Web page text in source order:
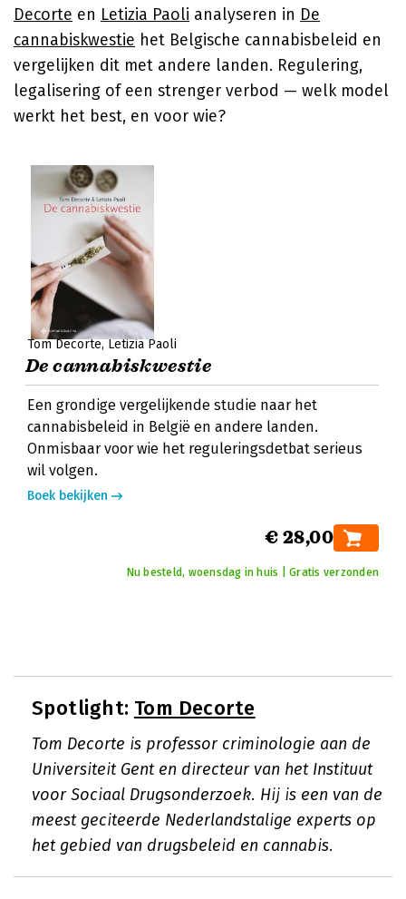
Decorte en Letizia Paoli analyseren in De
cannabiskwestie het Belgische cannabisbeleid en
vergelijken dit met andere landen. Regulering,
legalisering of een strenger verbod — welk model
werkt het best, en voor wie?
Tom Decorte Letizia Paoli
De cannabiskwestie
Een grondige vergelijkende studie naar het
cannabisbeleid in België en andere landen.
Onmisbaar voor wie het reguleringsdetbat serieus
wil volgen.
Boek bekijken
€ 28,00
Nu besteld, woensdag in huis | Gratis verzonden
Spotlight: Tom Decorte
Tom Decorte is professor criminologie aan de
Universiteit Gent en directeur van het Instituut
voor Sociaal Drugsonderzoek. Hij is een van de
meest geciteerde Nederlandstalige experts op
het gebied van drugsbeleid en cannabis.